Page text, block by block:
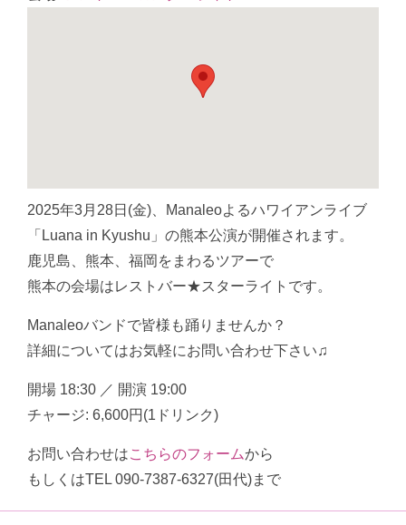
2025年3月28日(金)、Manaleoよるハワイアンライブ
「Luana in Kyushu」の熊本公演が開催されます。
鹿児島、熊本、福岡をまわるツアーで
熊本の会場はレストバー★スターライトです。
Manaleoバンドで皆様も踊りませんか？
詳細についてはお気軽にお問い合わせ下さい♫
開場 18:30 ／ 開演 19:00
チャージ: 6,600円(1ドリンク)
お問い合わせはこちらのフォームから
もしくはTEL 090-7387-6327(田代)まで